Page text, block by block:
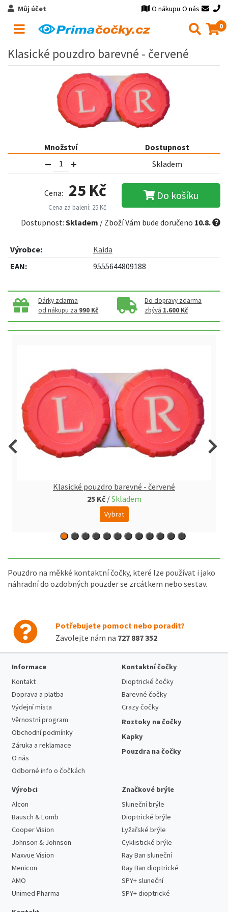
Můj účet O nákupu O nás
0
Klasické pouzdro barevné - červené
Množství
Dostupnost
Skladem
Cena: 25 Kč
Cena za balení: 25 Kč
Do košíku
Dostupnost: Skladem / Zboží Vám bude doručeno 10.8.
Výrobce:
Kaida
EAN:
9555644809188
Dárky zdarma
od nákupu za 990 Kč
Do dopravy zdarma
zbývá 1.600 Kč
Klasické pouzdro barevné - červené
25 Kč/Skladem
Vybrat
Pouzdro na měkké kontaktní čočky, které lze používat i jako
náhradní do ozdobných pouzder se zrcátkem nebo sestav.
Potřebujete pomoct nebo poradit?
Zavolejte nám na 727 887 352.
Informace
Kontakt
Doprava a platba
Výdejní místa
Věrnostní program
Obchodní podmínky
Záruka a reklamace
O nás
Odborné info o čočkách
Kontaktní čočky
Dioptrické čočky
Barevné čočky
Crazy čočky
Roztoky na čočky
Kapky
Pouzdra na čočky
Výrobci
Alcon
Bausch & Lomb
Cooper Vision
Johnson & Johnson
Maxvue Vision
Menicon
AMO
Unimed Pharma
Značkové brýle
Sluneční brýle
Dioptrické brýle
Lyžařské brýle
Cyklistické brýle
Ray Ban sluneční
Ray Ban dioptrické
SPY+ sluneční
SPY+ dioptrické